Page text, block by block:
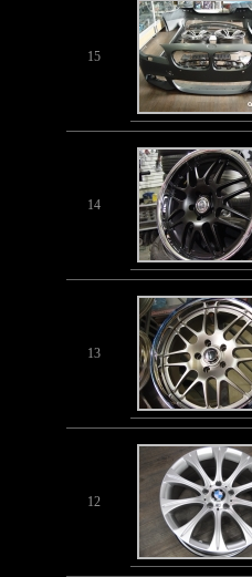
15
14
13
12